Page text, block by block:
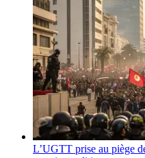
L’UGTT prise au piège